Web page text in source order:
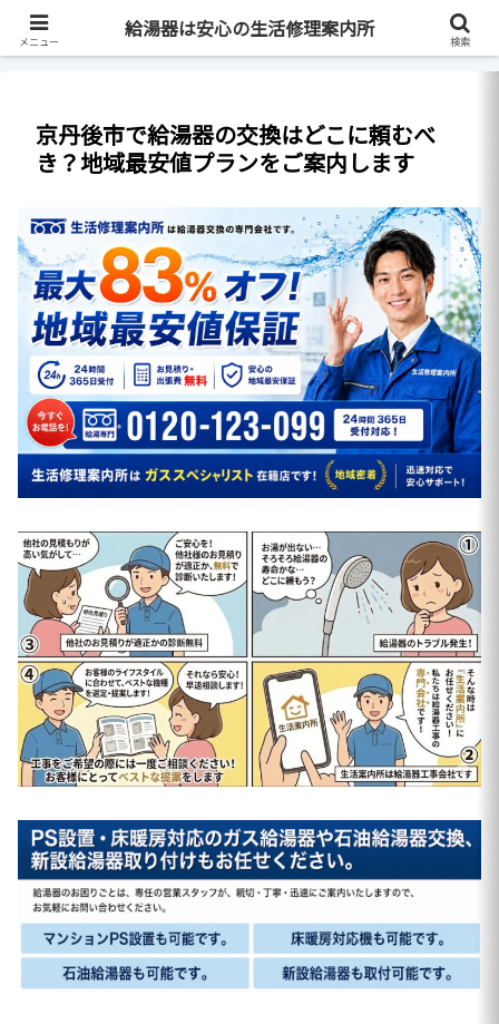
最短即日・全国対応・最大83%OFF
京丹後市で給湯器の交換はどこに頼むべ
き？地域最安値プランをご案内します
メニュー
給湯器は安心の生活修理案内所
検索